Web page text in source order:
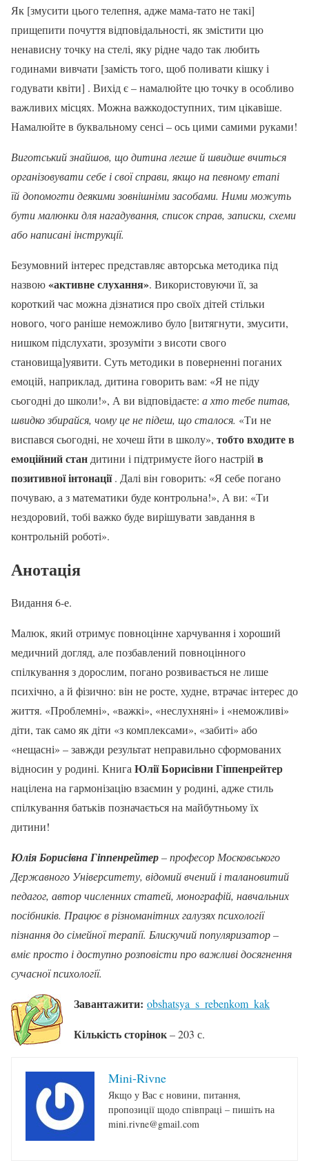
Як [змусити цього телепня, адже мама-тато не такі]
прищепити почуття відповідальності, як змістити цю
ненависну точку на стелі, яку рідне чадо так любить
годинами вивчати [замість того, щоб поливати кішку і
годувати квіти] . Вихід є – намалюйте цю точку в особливо
важливих місцях. Можна важкодоступних, тим цікавіше.
Намалюйте в буквальному сенсі – ось цими самими руками!
Виготський знайшов, що дитина легше й швидше вчиться
організовувати себе і свої справи, якщо на певному етапі
їй допомогти деякими зовнішніми засобами. Ними можуть
бути малюнки для нагадування, список справ, записки, схеми
або написані інструкції.
Безумовний інтерес представляє авторська методика під
назвою«активне слухання». Використовуючи її, за
короткий час можна дізнатися про своїх дітей стільки
нового, чого раніше неможливо було [витягнути, змусити,
нишком підслухати, зрозуміти з висоти свого
становища]уявити. Суть методики в поверненні поганих
емоцій, наприклад, дитина говорить вам: «Я не піду
сьогодні до школи!», А ви відповідаєте: а хто тебе питав,
швидко збирайся, чому це не підеш, що сталося. «Ти не
виспався сьогодні, не хочеш йти в школу», тобто входите в
емоційний стан дитини і підтримуєте його настрій в
позитивної інтонації. Далі він говорить: «Я себе погано
почуваю, а з математики буде контрольна!», А ви: «Ти
нездоровий, тобі важко буде вирішувати завдання в
контрольній роботі».
Анотація
Видання 6-е.
Малюк, який отримує повноцінне харчування і хороший
медичний догляд, але позбавлений повноцінного
спілкування з дорослим, погано розвивається не лише
психічно, а й фізично: він не росте, худне, втрачає інтерес до
життя. «Проблемні», «важкі», «неслухняні» і «неможливі»
діти, так само як діти «з комплексами», «забиті» або
«нещасні» – завжди результат неправильно сформованих
відносин у родині. Книга Юлії Борисівни Гіппенрейтер
націлена на гармонізацію взаємин у родині, адже стиль
спілкування батьків позначається на майбутньому їх
дитини!
Юлія Борисівна Гіппенрейтер– професор Московського
Державного Університету, відомий вчений і талановитий
педагог, автор численних статей, монографій, навчальних
посібників. Працює в різноманітних галузях психології
пізнання до сімейної терапії. Блискучий популяризатор –
вміє просто і доступно розповісти про важливі досягнення
сучасної психології.
Завантажити: obshatsya_s_rebenkom_kak
Кількість сторінок– 203 с.
Mini-Rivne
Якщо у Вас є новини, питання,
пропозиції щодо співпраці – пишіть на
mini.rivne@gmail.com